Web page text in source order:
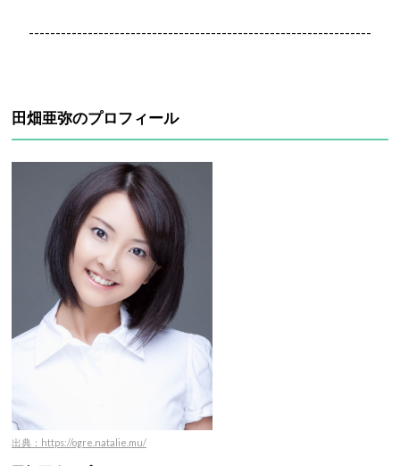
----------------------------------------------------------------
田畑亜弥のプロフィール
出典：https://ogre.natalie.mu/